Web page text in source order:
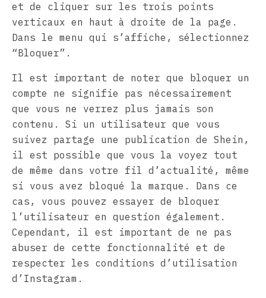
et de cliquer sur les trois points
verticaux en haut à droite de la page.
Dans le menu qui s’affiche, sélectionnez
“Bloquer”.
Il est important de noter que bloquer un
compte ne signifie pas nécessairement
que vous ne verrez plus jamais son
contenu. Si un utilisateur que vous
suivez partage une publication de Shein,
il est possible que vous la voyez tout
de même dans votre fil d’actualité, même
si vous avez bloqué la marque. Dans ce
cas, vous pouvez essayer de bloquer
l’utilisateur en question également.
Cependant, il est important de ne pas
abuser de cette fonctionnalité et de
respecter les conditions d’utilisation
d’Instagram.